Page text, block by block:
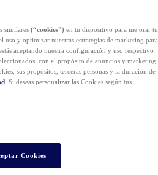
similares (“cookies”) en tu dispositivo para mejorar tu
y optimizar nuestras estrategias de marketing para
estás aceptando nuestra configuración y uso respectivo
con el propósito de anuncios y marketing
sus propósitos, terceras personas y la duración de
. Si deseas personalizar las Cookies según tus
Cookies